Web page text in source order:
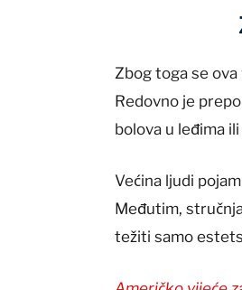
Zbog toga se
Redovno je
bolova u leđima
Većina ljudi pojam
Međutim,
težiti samo